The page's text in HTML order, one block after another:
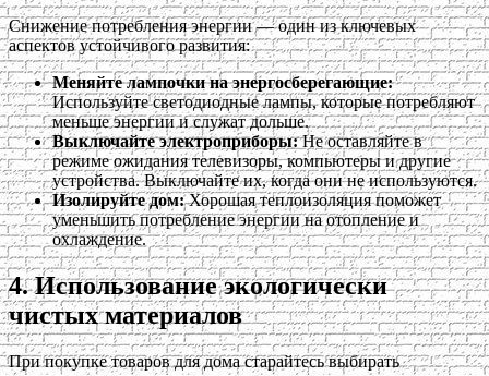
Снижение потребления энергии — один из ключевых
аспектов устойчивого развития:
Меняйте лампочки на энергосберегающие:
Используйте светодиодные лампы, которые потребляют
меньше энергии и служат дольше.
Выключайте электроприборы:Не оставляйте в
режиме ожидания телевизоры, компьютеры и другие
устройства. Выключайте их, когда они не используются.
Изолируйте дом:Хорошая теплоизоляция поможет
уменьшить потребление энергии на отопление и
охлаждение.
4. Использование экологически
чистых материалов
При покупке товаров для дома старайтесь выбирать